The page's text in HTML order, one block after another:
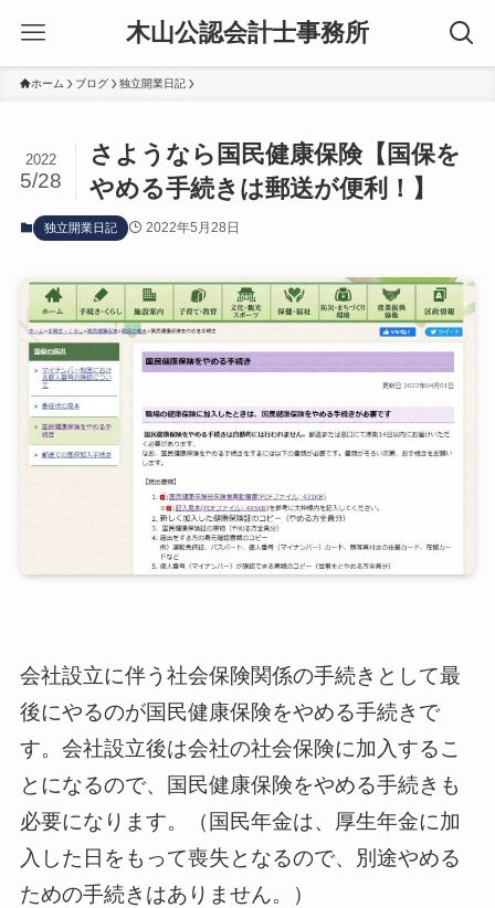
木山公認会計士事務所
ホーム ブログ 独立開業日記
さようなら国民健康保険【国保を
やめる手続きは郵送が便利！】
2022
5/28
独立開業日記 2022年5月28日
会社設立に伴う社会保険関係の手続きとして最
後にやるのが国民健康保険をやめる手続きで
す。会社設立後は会社の社会保険に加入するこ
とになるので、国民健康保険をやめる手続きも
必要になります。（国民年金は、厚生年金に加
入した日をもって喪失となるので、別途やめる
ための手続きはありません。）